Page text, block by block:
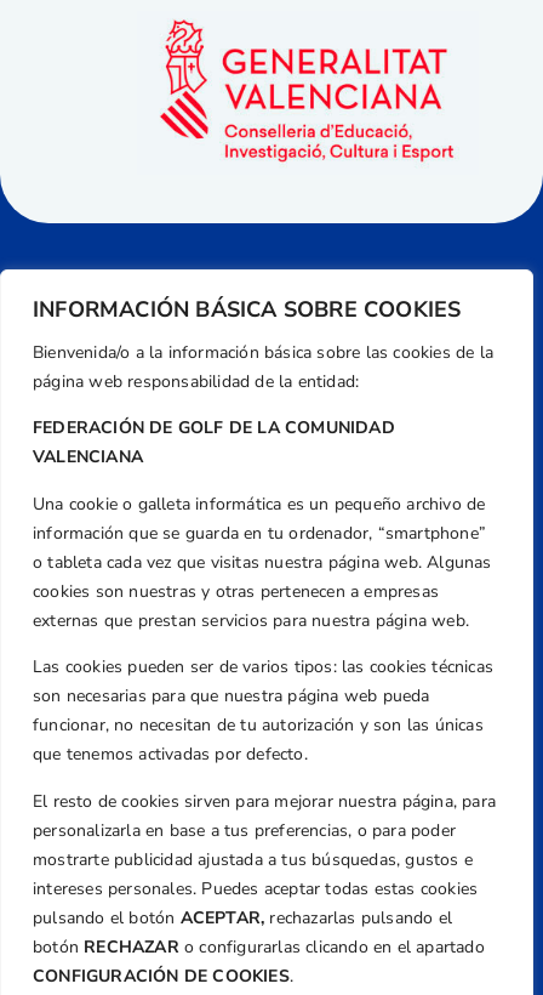
INFORMACIÓN BÁSICA SOBRE COOKIES
Bienvenida/o a la información básica sobre las cookies de la
página web responsabilidad de la entidad:
FEDERACIÓN DE GOLF DE LA COMUNIDAD
VALENCIANA
Una cookie o galleta informática es un pequeño archivo de
información que se guarda en tu ordenador, “smartphone”
o tableta cada vez que visitas nuestra página web. Algunas
cookies son nuestras y otras pertenecen a empresas
externas que prestan servicios para nuestra página web.
Las cookies pueden ser de varios tipos: las cookies técnicas
son necesarias para que nuestra página web pueda
funcionar, no necesitan de tu autorización y son las únicas
que tenemos activadas por defecto.
El resto de cookies sirven para mejorar nuestra página, para
personalizarla en base a tus preferencias, o para poder
mostrarte publicidad ajustada a tus búsquedas, gustos e
intereses personales. Puedes aceptar todas estas cookies
pulsando el botón ACEPTAR, rechazarlas pulsando el
botón RECHAZARo configurarlas clicando en el apartado
CONFIGURACIÓN DE COOKIES.
Dirección
Centre de L´Esport, Carrer d'Isaac Peral i
Caballero, Nº 5, Despachos 2 y 3, 46980,
Valencia
+34 961 367 799
Email
federacion@golfcv.com
Aviso Legal
Política de Privacidad
Transparencia
Normativa
Federación